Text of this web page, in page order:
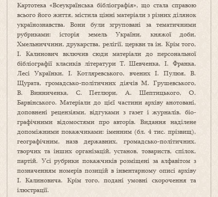
Картотека «Всеукраїнська бібліографія», що стала справою
всього його життя, містила цінні матеріали з різних ділянок
українознавства. Вони були згруповані за тематичними
рубриками: історія земель України, княжої доби,
Хмельниччини, друкарства, релігії, церкви та ін. Крім того,
І. Калинович включив сюди матеріали до персональної
бібліографії класиків літератури Т. Шевченка, І. Франка,
Лесі Україн­ки, І. Котляревського, вчених І. Пулюя, В.
Щура­та, громадсько-політичних діячів М. Грушевського,
В. Винниченка, С. Петлюри, А. Шептицького, О.
Барвінського. Матеріали до цієї частини архіву анотовані,
доповнені рецензіями, відгуками з газет і журналів, біо­
графічними відомостями про авторів. Видання наділене
допоміжними покажчиками: іменним (бл. 4 тис. прізвищ),
географічним, назв державних, громадсько-політичних,
творчих та інших орга­нізацій, установ, товариств, спілок,
партій. Усі рубрики покажчиків розміщені за алфавітом з
позначенням номерів позицій в інвентарному описі архіву
І. Калиновича. Крім того, подані умовні скорочення та
ілюстрації.